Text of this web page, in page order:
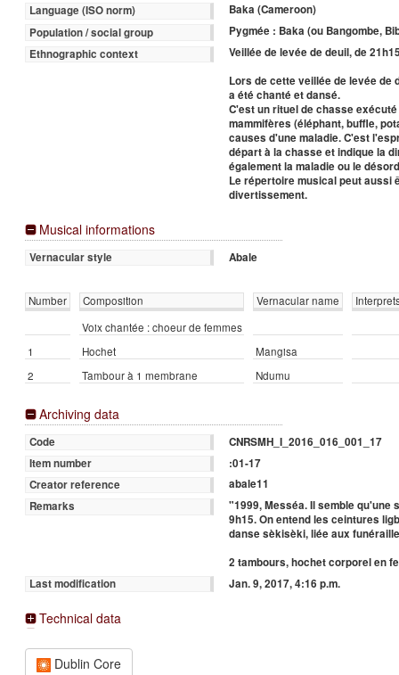
Language (ISO norm)
Baka (Cameroon)
Population / social group
Pygmée : Baka (ou Bangombe,
Ethnographic context
Veillée de levée de deuil, de
Lors de cette veillée de levée
a été chanté et dansé.
C'est un rituel de chasse
mammifères (éléphant, buffle,
causes d'une maladie. C'est
départ à la chasse et indique la
également la maladie ou le
Le répertoire musical peut aussi
divertissement.
Musical informations
Vernacular style Abale
Number Composition Vernacular name
Voix chantée : choeur de femmes
1
Hochet
Mangisa
2
Tambour à 1 membrane Ndumu
Archiving data
Code
CNRSMH_I_2016_016_001_17
Item number
:01-17
Creator reference
abale11
Remarks
"1999, Messéa. Il semble qu'une
9h15. On entend les ceintures
danse sèkisèki, liée aux
2 tambours, hochet corporel en
Last modification
Jan. 9, 2017, 4:16 p.m.
Technical data
Dublin Core